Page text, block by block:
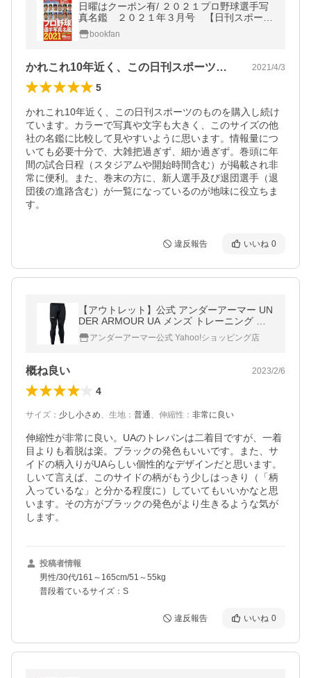
日曜はクーポン有/ ２０２１プロ野球選手写
真名鑑 ２０２１年３月号 【日刊スポーツ
マガジン増刊】
bookfan
かれこれ10年近く、この日刊スポーツの… 2021/4/3
5
かれこれ10年近く、この日刊スポーツのものを購入し続け
ています。カラーで写真や文字も大きく、このサイズの他
社の名鑑に比較して見やすいように思います。情報量につ
いても必要十分で、大雑把過ぎず、細か過ぎず。巻頭に年
間の試合日程（スタジアムや開始時間含む）が掲載され非
常に便利。また、巻末の方に、新人選手及び退団選手（退
団後の進路含む）が一覧になっているのが地味に役立ちま
す。
違反報告 いいね 0
【アウトレット】公式 アンダーアーマー UN
DER ARMOUR UA メンズ トレーニング パ
フォーマンス ニットパンツ 1371924
アンダーアーマー公式 Yahoo!ショッピング店
概ね良い 2023/2/6
4
サイズ ： 少し小さめ、 生地 ： 普通、 伸縮性 ： 非常に良い
伸縮性が非常に良い。UAのトレパンは二着目ですが、一着
目よりも着脱は楽。ブラックの発色もいいです。また、サ
イドの柄入りがUAらしい個性的なデザインだと思います。
しいて言えば、このサイドの柄がもう少しはっきり（「柄
入っているな」と分かる程度に）していてもいいかなと思
います。その方がブラックの発色がより生きるような気が
します。
投稿者情報
男性/30代/161～165cm/51～55kg
普段着ているサイズ：S
違反報告 いいね 0